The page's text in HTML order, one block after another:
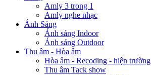
Amly 3 trong 1
Amly nghe nhạc
Ánh Sáng
Ánh sáng Indoor
Ánh sáng Outdoor
Thu âm - Hòa âm
Hòa âm - Recoding - hiện trường
Thu âm Tack show